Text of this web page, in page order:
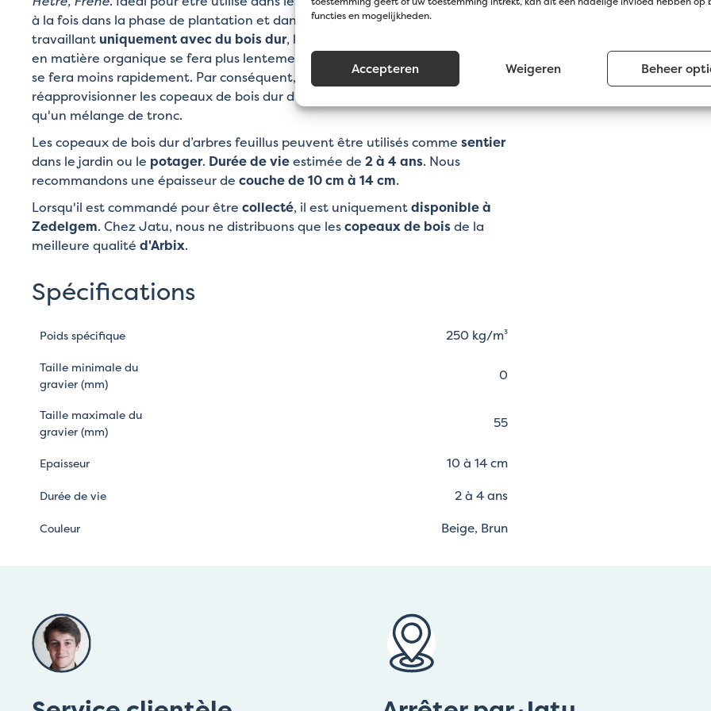
functies en mogelijkheden.
Accepteren Weigeren Beheer
à la fois dans la phase de plantation et dans une zone verte existante. En
travaillant uniquement avec du bois dur, la conversion des copeaux de bois
en matière organique se fera plus lentement, de sorte que la décomposition
se fera moins rapidement. Par conséquent, vous n'avez pas à
réapprovisionner les copeaux de bois dur d’arbres feuillus Arbix aussi souvent
qu'un mélange de tronc.
Les copeaux de bois dur d’arbres feuillus peuvent être utilisés comme sentier
dans le jardin ou le potager. Durée de vieestimée de 2 à 4 ans. Nous
recommandons une épaisseur de couche de 10 cm à 14 cm.
Lorsqu'il est commandé pour être collecté, il est uniquementdisponible à
Zedelgem. Chez Jatu, nous ne distribuons que lescopeaux de boisde la
meilleure qualité d'Arbix.
Spécifications
Poids spécifique 250 kg/m³
Taille minimale du
gravier (mm)
0
Taille maximale du
gravier (mm)
55
Epaisseur 10 à 14 cm
Durée de vie 2 à 4 ans
Couleur Beige, Brun